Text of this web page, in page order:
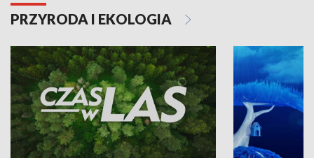
PRZYRODA I EKOLOGIA